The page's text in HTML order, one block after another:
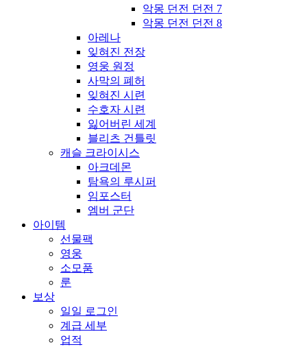
악몽 던전 던전 7
악몽 던전 던전 8
아레나
잊혀진 전장
영웅 원정
사막의 폐허
잊혀진 시련
수호자 시련
잃어버린 세계
블리츠 건틀릿
캐슬 크라이시스
아크데몬
탐욕의 루시퍼
임포스터
엠버 군단
아이템
선물팩
영웅
소모품
룬
보상
일일 로그인
계급 세부
업적